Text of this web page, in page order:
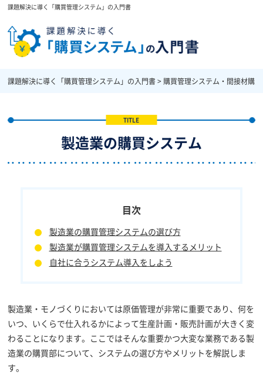
課題解決に導く「購買管理システム」の入門書
課題解決に導く「購買管理システム」の入門書> 購買管理システム・間接材購
製造業の購買システム
製造業の購買管理システムの選び方
製造業が購買管理システムを導入するメリット
自社に合うシステム導入をしよう
製造業・モノづくりにおいては原価管理が非常に重要であり、何を
いつ、いくらで仕入れるかによって生産計画・販売計画が大きく変
わることになります。ここではそんな重要かつ大変な業務である製
造業の購買部について、システムの選び方やメリットを解説しま
す。